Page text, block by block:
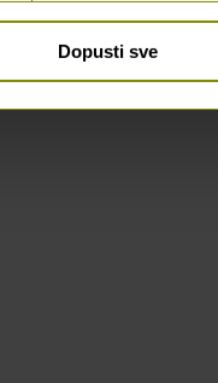
Dopusti sve